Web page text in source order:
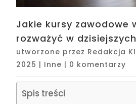
Jakie kursy zawodowe
rozważyć w
utworzone przez Redakcja
2025 | Inne | 0 komentarzy
Spis treści